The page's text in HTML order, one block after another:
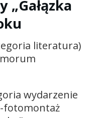
„Gałązka
literatura)
wydarzenie
fotomontaż